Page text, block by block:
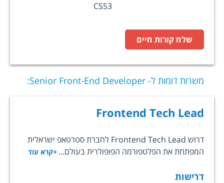
CSS3
שלח קורות חיים
משרות דומות ל- Senior Front-End Developer
:
Frontend Tech Lead
דרוש Frontend Tech Lead לחברת סטרטאפ ישראלית
המפתחת את הפלטפורמה הפופולרית בעולם... +קרא עוד
דרישות